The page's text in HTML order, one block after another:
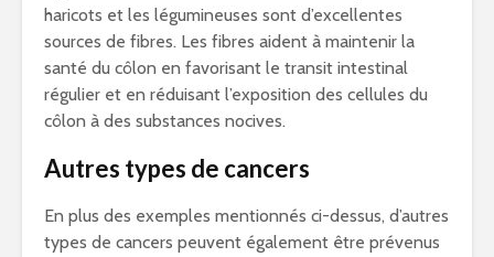
haricots et les légumineuses sont d’excellentes
sources de fibres. Les fibres aident à maintenir la
santé du côlon en favorisant le transit intestinal
régulier et en réduisant l’exposition des cellules du
côlon à des substances nocives.
Autres types de cancers
En plus des exemples mentionnés ci-dessus, d’autres
types de cancers peuvent également être prévenus